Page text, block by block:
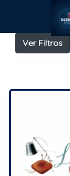
Resultados
Ver Filtros